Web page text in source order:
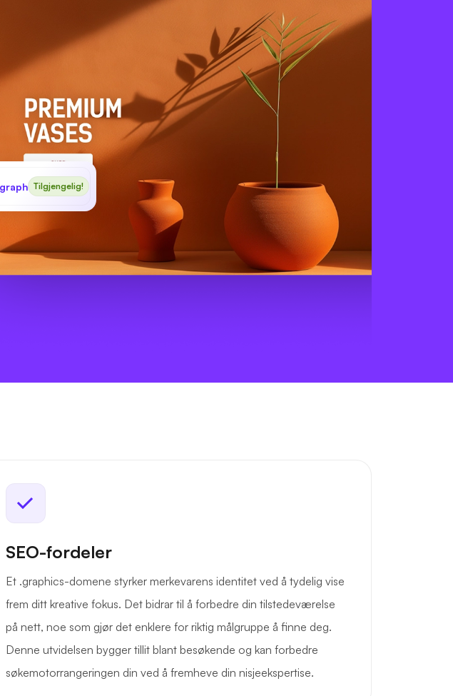
Tilgjengelig!
SEO-fordeler
Et .graphics-domene styrker merkevarens identitet ved å tydelig vise
frem ditt kreative fokus. Det bidrar til å forbedre din tilstedeværelse
på nett, noe som gjør det enklere for riktig målgruppe å finne deg.
Denne utvidelsen bygger tillit blant besøkende og kan forbedre
søkemotorrangeringen din ved å fremheve din nisjeekspertise.